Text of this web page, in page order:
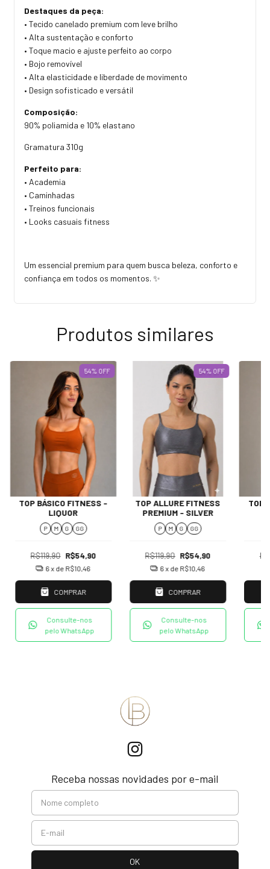
Destaques da peça:
• Tecido canelado premium com leve brilho
• Alta sustentação e conforto
• Toque macio e ajuste perfeito ao corpo
• Bojo removível
• Alta elasticidade e liberdade de movimento
• Design sofisticado e versátil
Composição:
90% poliamida e 10% elastano
Gramatura 310g
Perfeito para:
• Academia
• Caminhadas
• Treinos funcionais
• Looks casuais fitness
Um essencial premium para quem busca beleza, conforto e
confiança em todos os momentos. ✨
Produtos similares
54% OFF
TOP BÁSICO FITNESS -
LIQUOR
P M G GG
R$119,90 R$54,90
6x de R$10,46
COMPRAR
Consulte-nos
pelo WhatsApp
54% OFF
TOP ALLURE FITNESS
PREMIUM - SILVER
P M G GG
R$119,90 R$54,90
6 x de R$10,46
COMPRAR
Consulte-nos
pelo WhatsApp
TOP
Receba nossas novidades por e-mail